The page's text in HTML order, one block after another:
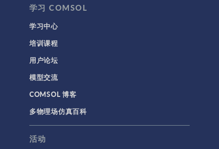
COMSOL 5.5 更新 1
COMSOL 5.5
学习 COMSOL
学习中心
培训课程
用户论坛
模型交流
COMSOL 博客
多物理场仿真百科
活动